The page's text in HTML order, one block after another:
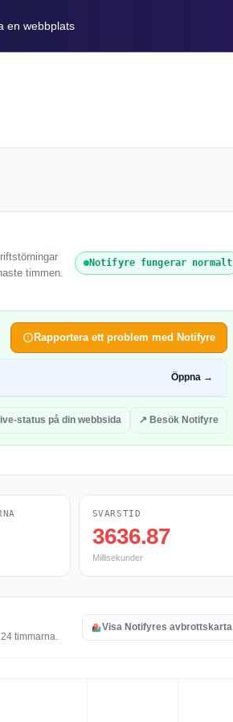
en webbplats
timmen.
Notifyre fungerar normalt
Rapportera ett problem med Notifyre
Öppna →
status på din webbsida ↗ Besök Notifyre
SVARSTID
3636.87
Millisekunder
timmarna.
Visa Notifyres avbrottskarta